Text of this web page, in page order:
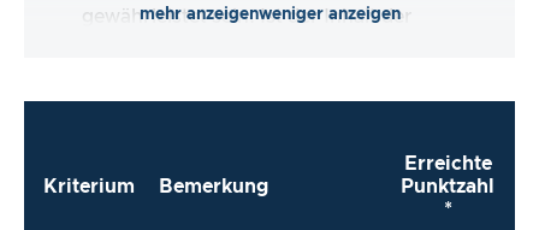
gewährleistet sein. Ist der Inhalt der
direkt zu verwenden?
mehr anzeigenweniger anzeigen
Kriterium Bemerkung
Erreichte
Punktzahl
*